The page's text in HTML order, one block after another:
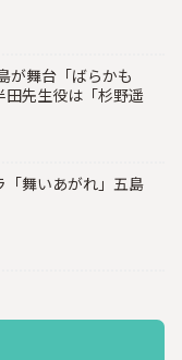
が舞台「ばらかも
先生役は「杉野遥
「舞いあがれ」五島